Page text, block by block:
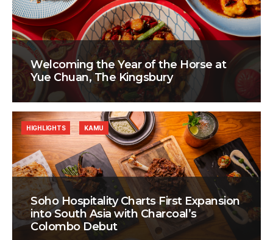
Welcoming the Year of the Horse at
Yue Chuan, The Kingsbury
Soho Hospitality Charts First Expansion
into South Asia with Charcoal’s
Colombo Debut
HIGHLIGHTS KAMU